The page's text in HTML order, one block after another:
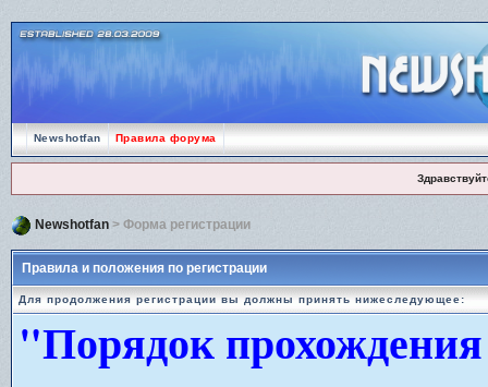
Newshotfan Правила форума
Newshotfan> Форма регистрации
Правила и положения по регистрации
Для продолжения регистрации вы должны принять нижеследующее:
"Порядок